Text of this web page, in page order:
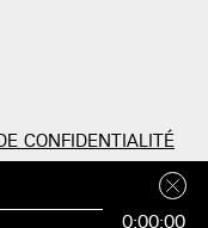
CONFIDENTIALITÉ
0:00:00